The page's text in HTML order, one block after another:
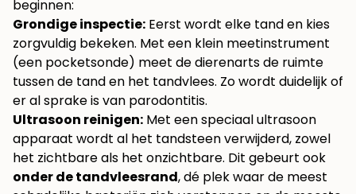
beginnen:
Grondige inspectie: Eerst wordt elke tand en kies
zorgvuldig bekeken. Met een klein meetinstrument
(een pocketsonde) meet de dierenarts de ruimte
tussen de tand en het tandvlees. Zo wordt duidelijk of
er al sprake is van parodontitis.
Ultrasoon reinigen: Met een speciaal ultrasoon
apparaat wordt al het tandsteen verwijderd, zowel
het zichtbare als het onzichtbare. Dit gebeurt ook
onder de tandvleesrand, dé plek waar de meest